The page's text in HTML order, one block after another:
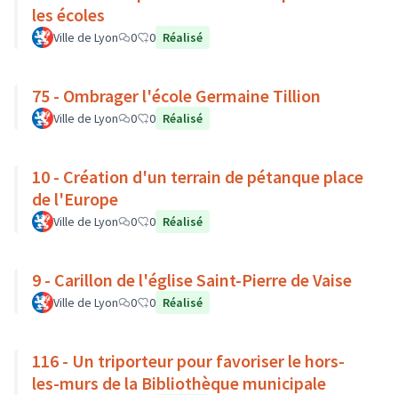
les écoles
Ville de Lyon 0 0 Réalisé
75 - Ombrager l'école Germaine Tillion
Ville de Lyon 0 0 Réalisé
10 - Création d'un terrain de pétanque place
de l'Europe
Ville de Lyon 0 0 Réalisé
9 - Carillon de l'église Saint-Pierre de Vaise
Ville de Lyon 0 0 Réalisé
116 - Un triporteur pour favoriser le hors-
les-murs de la Bibliothèque municipale